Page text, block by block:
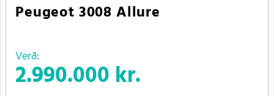
Peugeot 3008 Allure
Verð:
2.990.000 kr.